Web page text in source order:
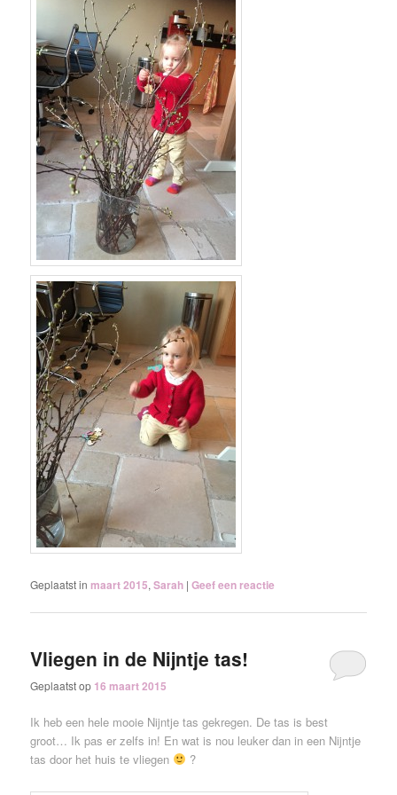
Geplaatst in maart 2015,Sarah |Geef een reactie
Vliegen in de Nijntje tas!
Geplaatst op 16 maart 2015
Ik heb een hele mooie Nijntje tas gekregen. De tas is best
groot… Ik pas er zelfs in! En wat is nou leuker dan in een Nijntje
tas door het huis te vliegen
?